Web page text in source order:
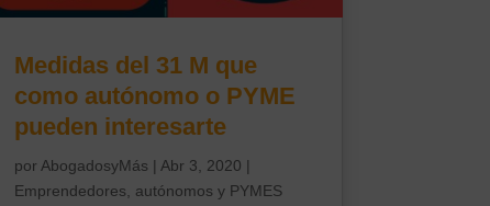
Medidas del 31 M que
como autónomo o PYME
pueden interesarte
por AbogadosyMás | Abr 3, 2020 |
Emprendedores, autónomos y PYMES